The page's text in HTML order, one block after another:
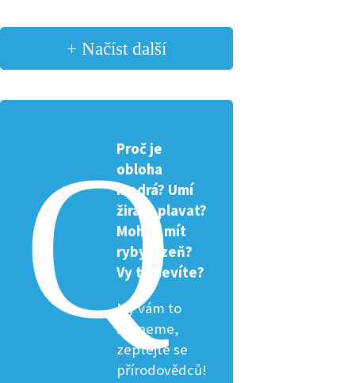
+ Načíst další
Proč je
obloha
modrá? Umí
žirafa plavat?
Mohou mít
ryby žízeň?
Vy to nevíte?
My vám to
řekneme,
zeptejte se
přírodovědců!